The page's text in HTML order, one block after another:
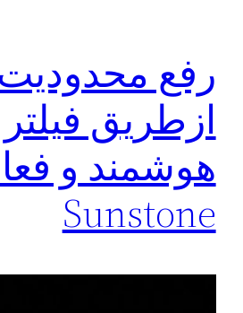
رفع
ازطریق
هوشمند و
Sunstone